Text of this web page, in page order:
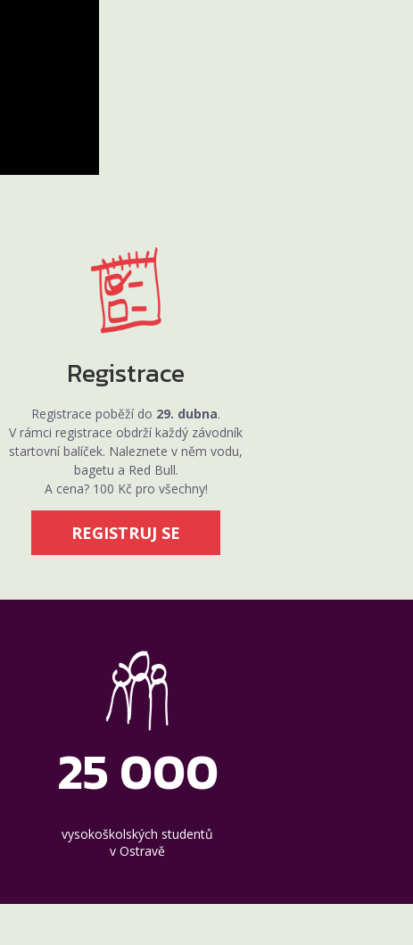
Registrace
Registrace poběží do 29. dubna.
V rámci registrace obdrží každý závodník
startovní balíček. Naleznete v něm vodu,
bagetu a Red Bull.
A cena? 100 Kč pro všechny!
REGISTRUJ SE
25 000
vysokoškolských studentů
v Ostravě